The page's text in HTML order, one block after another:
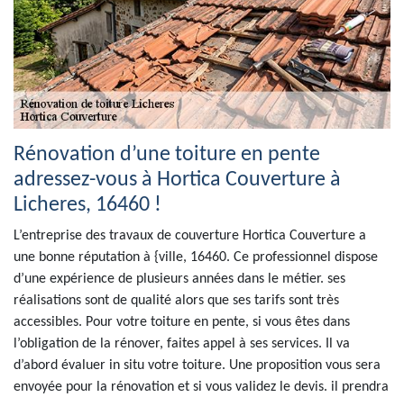
Rénovation d’une toiture en pente
adressez-vous à Hortica Couverture à
Licheres, 16460 !
L’entreprise des travaux de couverture Hortica Couverture a
une bonne réputation à {ville, 16460. Ce professionnel dispose
d’une expérience de plusieurs années dans le métier. ses
réalisations sont de qualité alors que ses tarifs sont très
accessibles. Pour votre toiture en pente, si vous êtes dans
l’obligation de la rénover, faites appel à ses services. Il va
d’abord évaluer in situ votre toiture. Une proposition vous sera
envoyée pour la rénovation et si vous validez le devis. il prendra